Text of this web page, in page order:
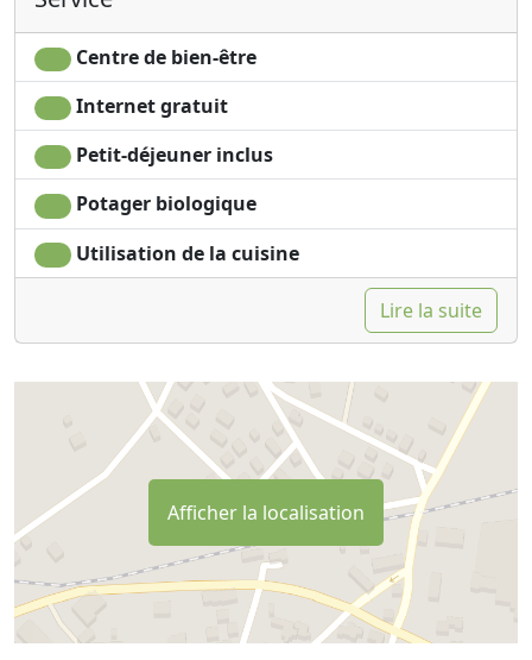
Centre de bien-être
Internet gratuit
Petit-déjeuner inclus
Potager biologique
Utilisation de la cuisine
Lire la suite
Afficher la localisation